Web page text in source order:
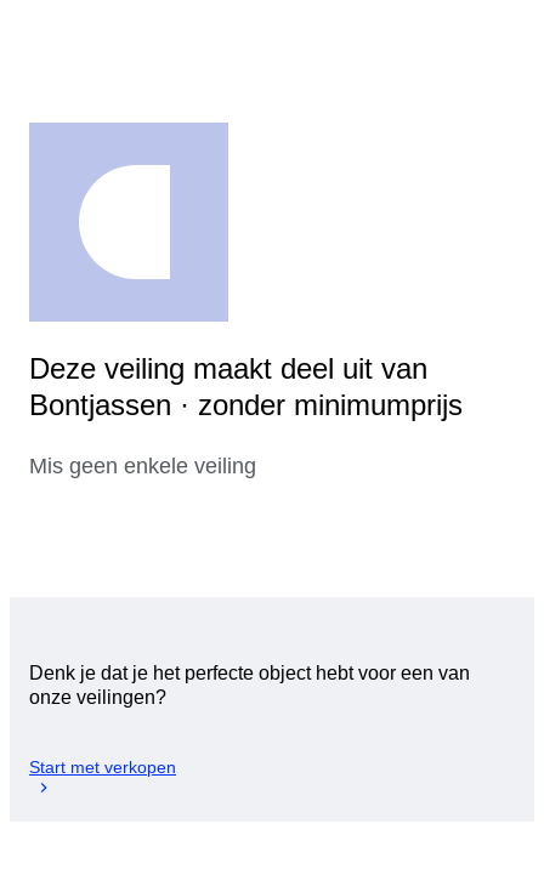
Deze veiling maakt deel uit van
Bontjassen · zonder minimumprijs
Mis geen enkele veiling
Denk je dat je het perfecte object hebt voor een van
onze veilingen?
Start met verkopen